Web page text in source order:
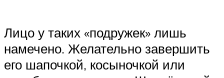
Лицо у таких «подружек» лишь
намечено. Желательно завершить
его шапочкой, косыночкой или